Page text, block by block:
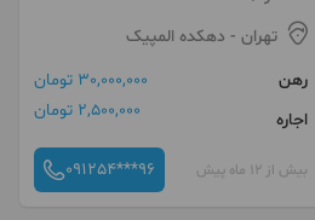
تهران - دهکده المپیک
رهن
30,000,000 تومان
اجاره
2,500,000 تومان
بیش از 12 ماه پیش 091254***96